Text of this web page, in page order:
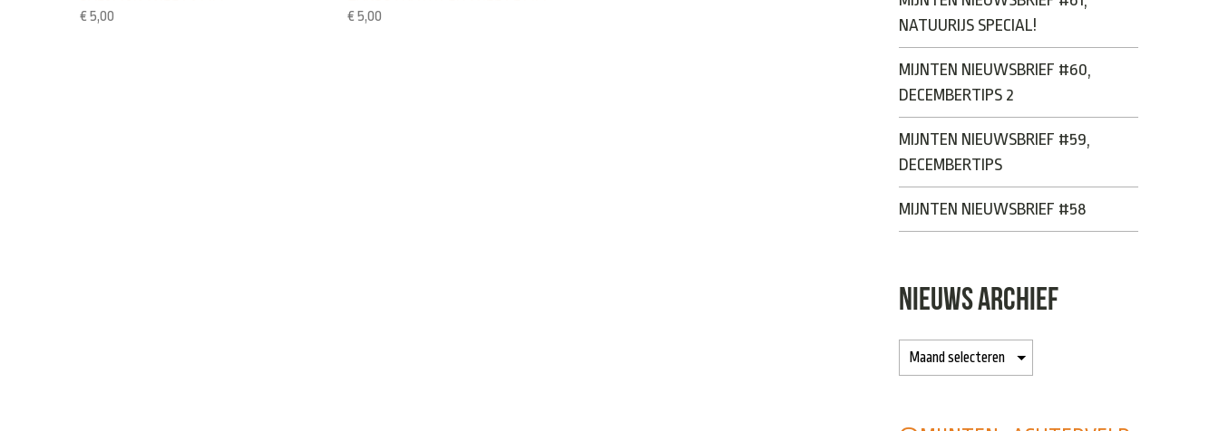
€ 5,00 € 5,00
NATUURIJS SPECIAL!
MIJNTEN NIEUWSBRIEF #60,
DECEMBERTIPS 2
MIJNTEN NIEUWSBRIEF #59,
DECEMBERTIPS
MIJNTEN NIEUWSBRIEF #58
NIEUWS ARCHIEF